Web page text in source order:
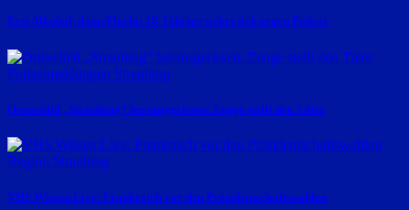
Erst Alkohol, dann Flucht: 18-Jährige wehrt sich gegen Polizei
Polizeimeldungen Straubing
Ortsschild „Straubing“ herausgerissen: Zeuge stellt den Täter
Region Straubing
VHS.Wissen.Live: Frankreich vor den Präsidentschaftswahlen